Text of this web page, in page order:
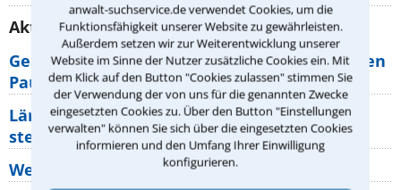
anwalt-suchservice.de verwendet Cookies, um die
Funktionsfähigkeit unserer Website zu gewährleisten.
Außerdem setzen wir zur Weiterentwicklung unserer
Website im Sinne der Nutzer zusätzliche Cookies ein. Mit
dem Klick auf den Button "Cookies zulassen" stimmen Sie
der Verwendung der von uns für die genannten Zwecke
eingesetzten Cookies zu. Über den Button "Einstellungen
verwalten" können Sie sich über die eingesetzten Cookies
informieren und den Umfang Ihrer Einwilligung
konfigurieren.
Aktuelle Rechtstipps unserer Redaktion
Geänderte Abflugzeiten: Welche Rechte haben
Pauschalurlauber?
Lärm von den Nachbarn: Welche Rechte
stehen mir zu?
Wer muss Zweitwohnungssteuer zahlen?